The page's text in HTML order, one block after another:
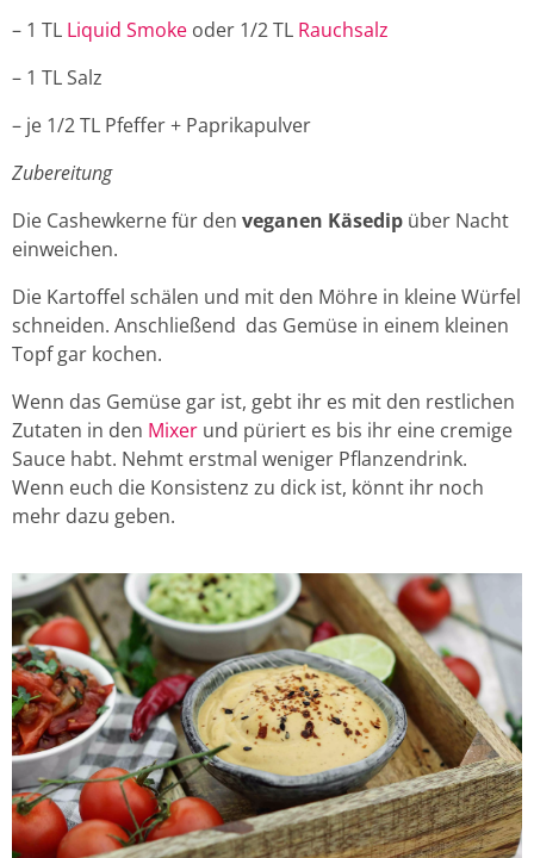
– 1 TL Liquid Smoke oder 1/2 TL Rauchsalz
– 1 TL Salz
– je 1/2 TL Pfeffer + Paprikapulver
Zubereitung
Die Cashewkerne für den veganen Käsedip über Nacht
einweichen.
Die Kartoffel schälen und mit den Möhre in kleine Würfel
schneiden. Anschließend das Gemüse in einem kleinen
Topf gar kochen.
Wenn das Gemüse gar ist, gebt ihr es mit den restlichen
Zutaten in den Mixer und püriert es bis ihr eine cremige
Sauce habt. Nehmt erstmal weniger Pflanzendrink.
Wenn euch die Konsistenz zu dick ist, könnt ihr noch
mehr dazu geben.